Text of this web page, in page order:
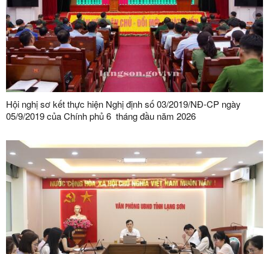
Hội nghị sơ kết thực hiện Nghị định số 03/2019/NĐ-CP ngày
05/9/2019 của Chính phủ 6 tháng đầu năm 2026